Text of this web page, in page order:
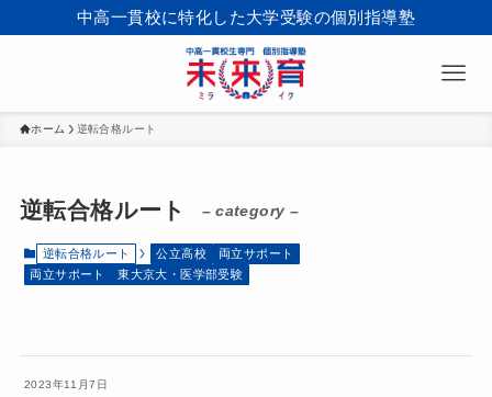
中高一貫校に特化した大学受験の個別指導塾
ホーム 逆転合格ルート
逆転合格ルート – category –
逆転合格ルート 公立高校
両立サポート
両立サポート 東大京大・医学部受験
2023年11月7日